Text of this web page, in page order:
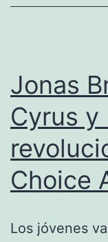
Jonas
Cyrus y
Choice
Los jóvenes